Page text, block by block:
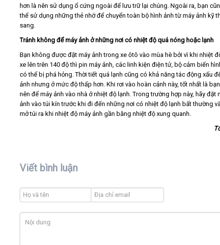
hơn là nên sử dụng ổ cứng ngoài để lưu trữ lại chúng. Ngoài ra, bạn
thể sử dụng những thẻ nhớ để chuyển toàn bộ hình ảnh từ máy ảnh kỹ
sang.
Tránh không để máy ảnh ở những nơi có nhiệt độ quá nóng hoặc lạnh
Bạn không được đặt máy ảnh trong xe ôtô vào mùa hè bởi vì khi nhiệt
xe lên trên 140 độ thì pin máy ảnh, các linh kiện điện tử, bộ cảm biến
có thể bị phá hỏng. Thời tiết quá lạnh cũng có khả năng tác động xấu
ảnh nhưng ở mức độ thấp hơn. Khi rơi vào hoàn cảnh này, tốt nhất là
nên để máy ảnh vào nhà ở nhiệt độ lạnh. Trong trường hợp này, hãy đặt
ảnh vào túi kín trước khi đi đến những nơi có nhiệt độ lạnh bất thường
mở túi ra khi nhiệt độ máy ảnh gần bằng nhiệt độ xung quanh.
Viết bình luận